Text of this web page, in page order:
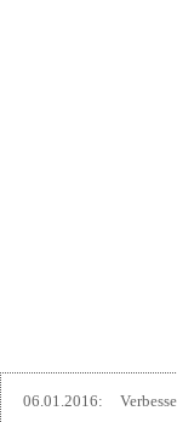
06.01.2016: